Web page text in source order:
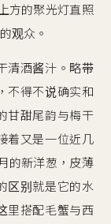
方的聚光灯直照
观众。
清酒酱汁。略带
不得不说确实和
甘甜尾韵与梅干
着又是一位近几
的新洋葱，皮薄
区别就是它的水
里搭配毛蟹与西